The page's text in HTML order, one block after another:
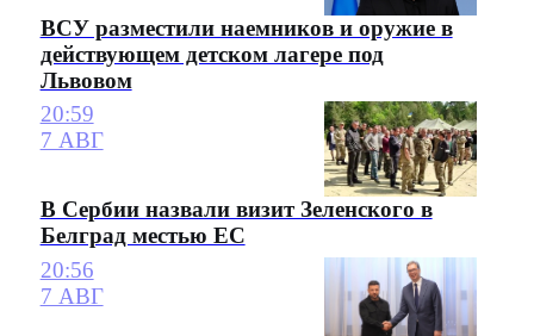
ВСУ разместили наемников и оружие в
действующем детском лагере под
Львовом
20:59
7 АВГ
В Сербии назвали визит Зеленского в
Белград местью ЕС
20:56
7 АВГ